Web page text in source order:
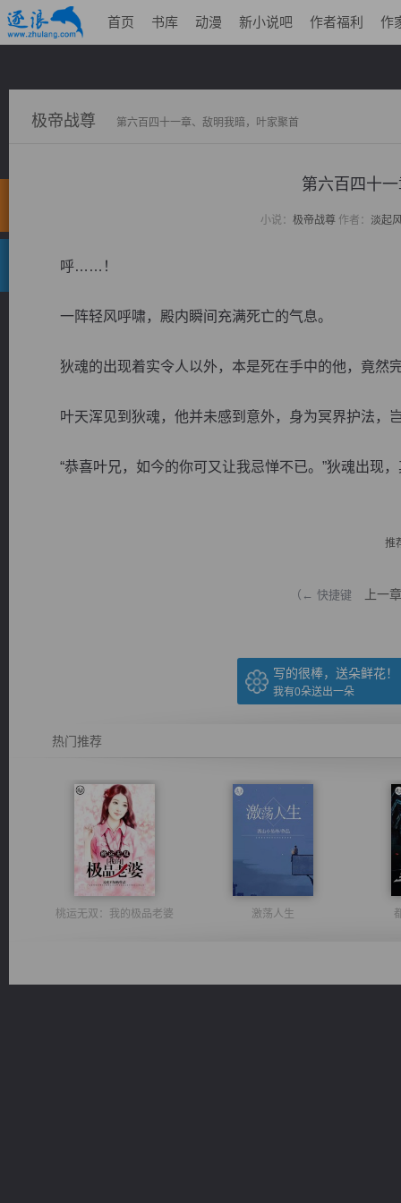
首页 书库 动漫 新小说吧 作者福利 作
极帝战尊 第六百四十一章、敌明我暗，叶家聚首
第六百四十
小说： 极帝战尊作者： 淡起
呼……！
一阵轻风呼啸，殿内瞬间充满死亡的气息。
狄魂的出现着实令人以外，本是死在手中的他，竟然
叶天浑见到狄魂，他并未感到意外，身为冥界护法，
“恭喜叶兄，如今的你可又让我忌惮不已。”狄魂出现，
推
（← 快捷键 上一章
写的很棒，送朵鲜花！
我有0朵送出一朵
热门推荐
桃运无双：我的极品老婆 激荡人生